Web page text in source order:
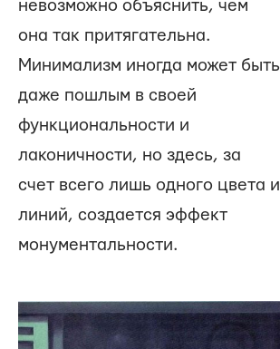
невозможно объяснить, чем
она так притягательна.
Минимализм иногда может быть
даже пошлым в своей
функциональности и
лаконичности, но здесь, за
счет всего лишь одного цвета и
линий, создается эффект
монументальности.